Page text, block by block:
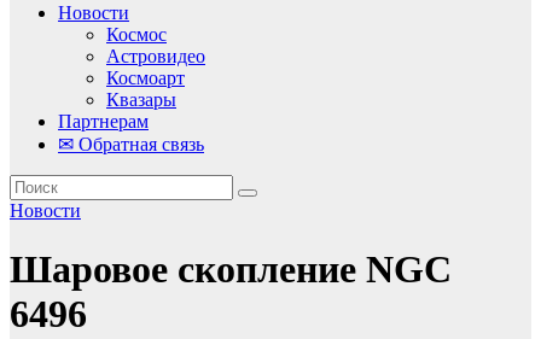
Новости
Космос
Астровидео
Космоарт
Квазары
Партнерам
✉ Обратная связь
Новости
Шаровое скопление NGC
6496